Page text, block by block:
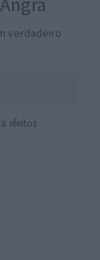
verdadeiro
efeitos